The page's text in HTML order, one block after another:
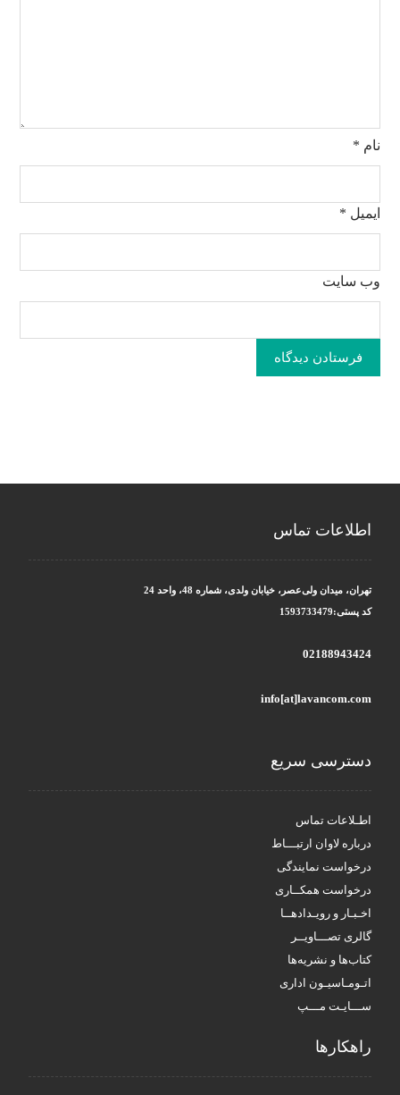
نام *
ایمیل *
وب‌ سایت
فرستادن دیدگاه
اطلاعات تماس
تهران، میدان ولی‌عصر، خیابان ولدی، شماره 48، واحد 24
کد پستی:1593733479
02188943424
info[at]lavancom.com
دسترسی سریع
اطـلاعات تماس
درباره لاوان ارتبـــاط
درخواست نمایندگی
درخواست همکــاری
اخـبـار و رویـدادهــا
گالری تصـــاویــر
کتاب‌ها و نشریه‌ها
اتـومـاسیـون اداری
ســـایـت مـــپ
راهکار‌ها